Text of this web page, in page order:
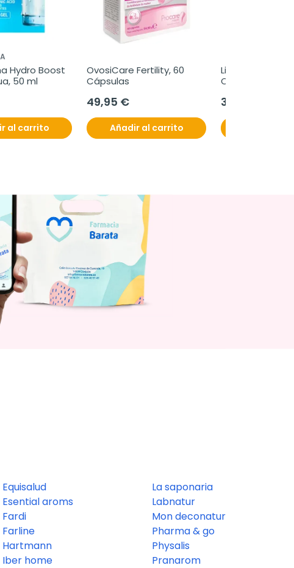
Hydro Boost
50 ml
al carrito
OvosiCare Fertility, 60
Cápsulas
49,95 €
Añadir al carrito
Libicare Meno,
Cápsulas
33,60 €
Equisalud
Esential aroms
Fardi
Farline
Hartmann
Iber home
La saponaria
Labnatur
Mon deconatur
Pharma & go
Physalis
Pranarom